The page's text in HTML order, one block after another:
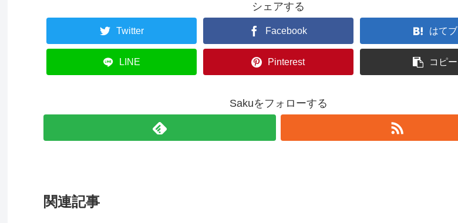
シェアする
Twitter Facebook はてブ
LINE Pinterest コピー
Sakuをフォローする
関連記事